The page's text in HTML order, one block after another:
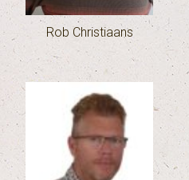
Rob Christiaans